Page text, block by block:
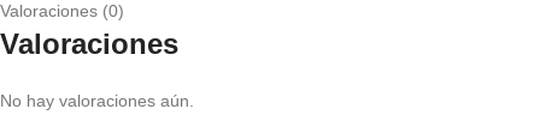
Valoraciones (0)
Valoraciones
No hay valoraciones aún.